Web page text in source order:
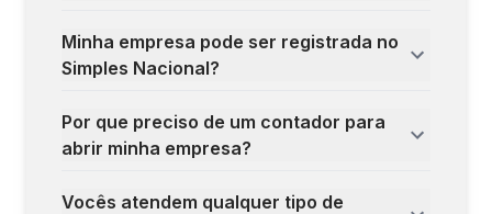
Minha empresa pode ser registrada no
Simples Nacional?
Por que preciso de um contador para
abrir minha empresa?
Vocês atendem qualquer tipo de